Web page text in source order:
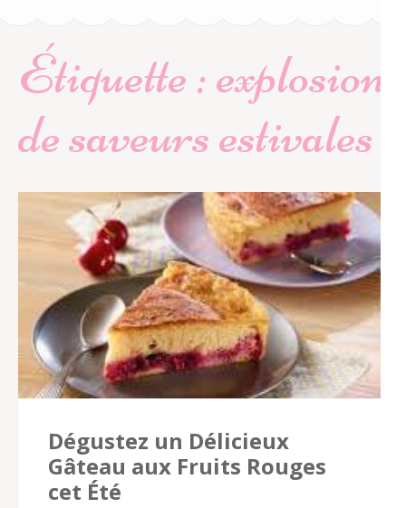
Étiquette :explosion
de saveurs estivales
Dégustez un Délicieux
Gâteau aux Fruits Rouges
cet Été